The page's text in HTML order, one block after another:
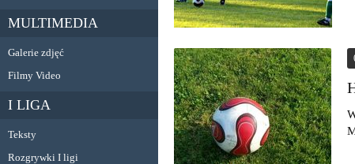
MULTIMEDIA
Galerie zdjęć
Filmy Video
I LIGA
Teksty
Rozgrywki I ligi